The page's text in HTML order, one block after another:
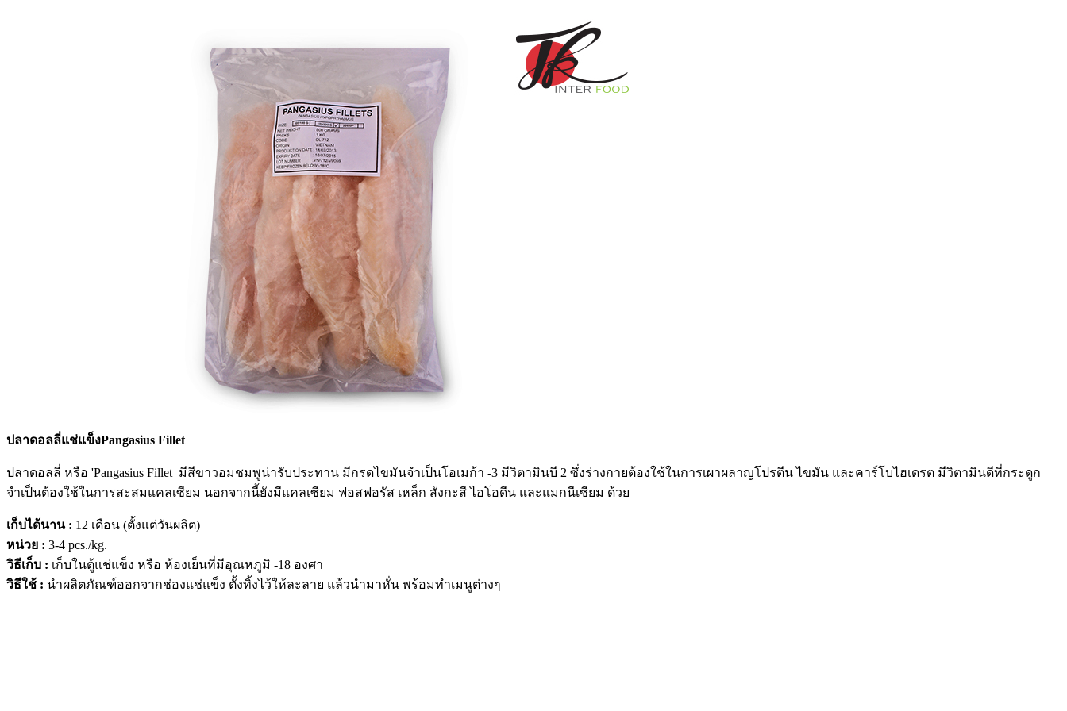
ปลาดอลลี่แช่แข็งPangasius Fillet
ปลาดอลลี่ หรือ 'Pangasius Fillet มีสีขาวอมชมพูน่ารับประทาน มีกรดไขมันจำเป็นโอเมก้า -3 มีวิตามินบี 2 ซึ่งร่างกายต้องใช้ในการเผาผลาญโปรตีน ไขมัน และคาร์โบไฮเดรต มีวิตามินดีที่กระดูก
จำเป็นต้องใช้ในการสะสมแคลเซียม นอกจากนี้ยังมีแคลเซียม ฟอสฟอรัส เหล็ก สังกะสี ไอโอดีน และแมกนีเซียม ด้วย
เก็บได้นาน : 12 เดือน (ตั้งแต่วันผลิต)
หน่วย : 3-4 pcs./kg.
วิธีเก็บ : เก็บในตู้แช่แข็ง หรือ ห้องเย็นที่มีอุณหภูมิ -18 องศา
วิธีใช้ : นำผลิตภัณฑ์ออกจากช่องแช่แข็ง ตั้งทิ้งไว้ให้ละลาย แล้วนำมาหั่น พร้อมทำเมนูต่างๆ